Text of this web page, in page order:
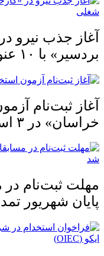
آغاز جذب نیرو
بردسیر» با ۱۰ عنوان شغلی
آغاز ثبت‌نام
خراسان» در ۳ استان
مهلت ثبت‌نام در
پایان شهریور